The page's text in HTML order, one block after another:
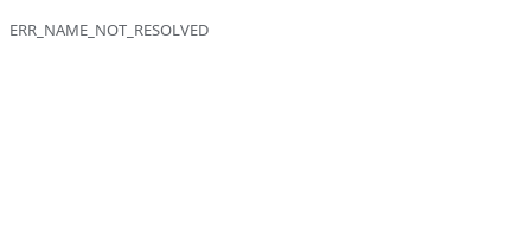
ERR_NAME_NOT_RESOLVED